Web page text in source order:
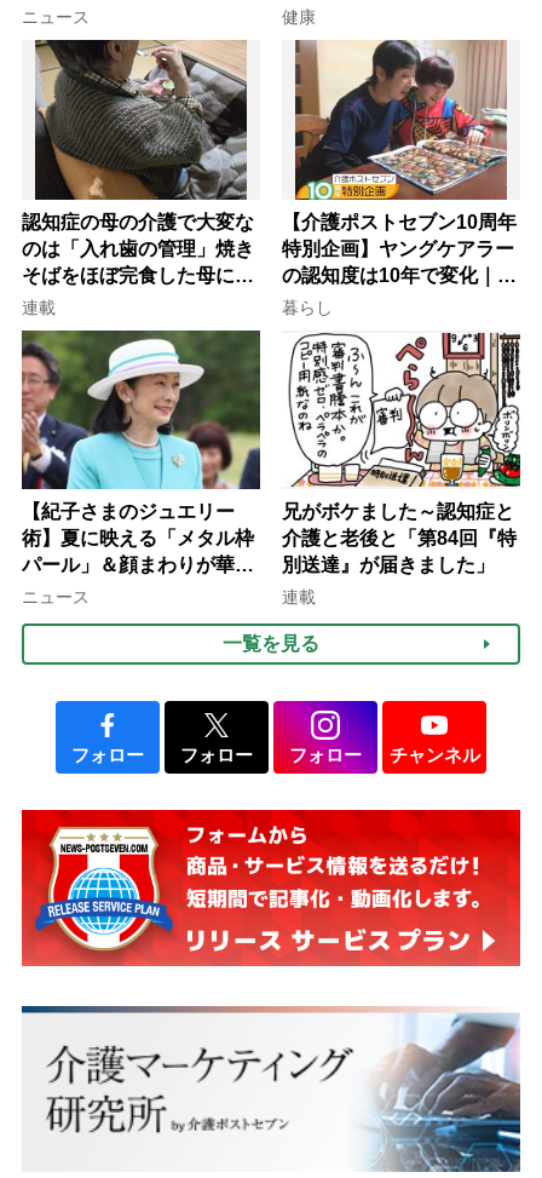
ニュース
意
健康
認知症の母の介護で大変な
のは「入れ歯の管理」焼き
そばをほぼ完食した母に息
子が血の気が引いた理由
連載
【介護ポストセブン10周年
特別企画】ヤングケアラー
の認知度は10年で変化｜流
行語大賞にノミネート、法
律にも明記されたが果たし
て現在は？
暮らし
【紀子さまのジュエリー
術】夏に映える「メタル枠
パール」＆顔まわりが華や
ぐ「揺れる一粒」の使い分
ニュース
兄がボケました～認知症と
介護と老後と「第84回『特
別送達』が届きました」
連載
一覧を見る
フォロー フォロー フォロー チャンネル